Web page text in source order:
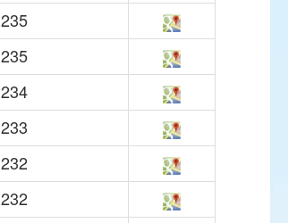
235
235
234
233
232
232